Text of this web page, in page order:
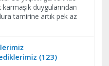
duygularından
tamirine artık pek az
(123)